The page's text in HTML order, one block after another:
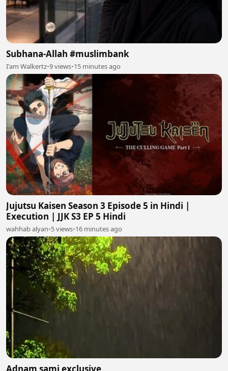
Subhana-Allah #muslimbank
I'am Walkertz•9 views•15 minutes ago
Jujutsu Kaisen Season 3 Episode 5 in Hindi |
Execution | JJK S3 EP 5 Hindi
wahhab alyan•5 views•16 minutes ago